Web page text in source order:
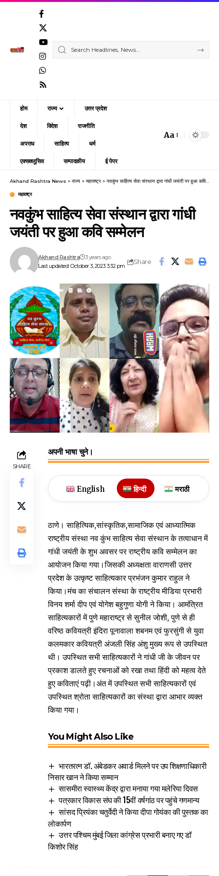
होम राज्य उत्तर प्रदेश
देश विदेश राजनीति
अपराध साहित्य धर्म
एक्सक्लूसिव सम्पादकीय ई पेपर
Font
Aa
Akhand Rashtra News > राज्य > महाराष्ट्र> नवकुंभ साहित्य सेवा संस्थान द्वारा गांधी जयंती पर हुआ कवि सम्मेलन
महाराष्ट्र
नवकुंभ साहित्य सेवा संस्थान द्वारा गांधी
जयंती पर हुआ कवि सम्मेलन
Last updated: October 3, 2023 3:32 pm
Akhand Rashtra 3 years ago
Share
SHARE
अपनी भाषा चुने।
English हिन्दी मराठी
ठाणे। साहित्यिक,सांस्कृतिक,सामाजिक एवं आध्यात्मिक
राष्ट्रीय संस्था नव कुंभ साहित्य सेवा संस्थान के तत्वाधान में
गांधी जयंती के शुभ अवसर पर राष्ट्रीय कवि सम्मेलन का
आयोजन किया गया।जिसकी अध्यक्षता वाराणसी उत्तर
प्रदेश के उत्कृष्ट साहित्यकार प्रभंजन कुमार राहुल ने
किया।मंच का संचालन संस्था के राष्ट्रीय मीडिया प्रभारी
विनय शर्मा दीप एवं योगेश बहुगुणा योगी ने किया। आमंत्रित
साहित्यकारों में पुणे महाराष्ट्र से सुनील जोशी, पुणे से ही
वरिष्ठ कवियत्री इंदिरा पूनावाला शबनम एवं फुरसुंगी से युवा
कलमकार कवियत्री अंजली सिंह अंशु मुख्य रूप से उपस्थित
थी। उपस्थित सभी साहित्यकारों ने गांधी जी के जीवन पर
प्रकाश डालते हुए रचनाओं को रखा तथा हिंदी को महत्व देते
हुए कविताएं पढ़ी।अंत में उपस्थित सभी साहित्यकारों एवं
उपस्थित श्रोता साहित्यकारों का संस्था द्वारा आभार व्यक्त
किया गया।
You Might Also Like
भारतरत्न डॉ. अंबेडकर अवार्ड मिलने पर उप शिक्षणाधिकारी
निसार खान ने किया सम्मान
सासमीरा स्वास्थ्य केंद्र द्वारा मनाया गया मलेरिया दिवस
पत्रकार विकास संघ की 15वीं वर्षगांठ पर पहुंचे गणमान्य
सांसद प्रियंका चतुर्वेदी ने किया दीपा गोयंका की पुस्तक का
लोकार्पण
उत्तर पश्चिम मुंबई जिला कांग्रेस प्रभारी बनाए गए डॉ
किशोर सिंह